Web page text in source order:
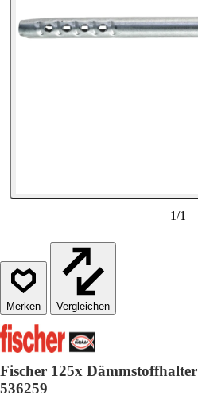
1/1
Vergleichen
Fischer 125x
536259